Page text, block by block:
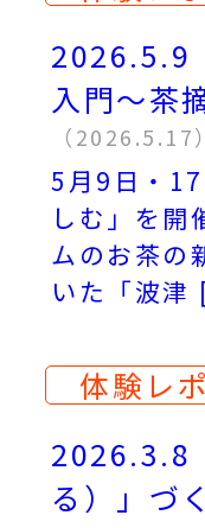
2026.5.9
入門～茶
（2026.5.17）
5月9日・
しむ」を開
ムのお茶の
いた「波
体験レ
2026.3.8
る）」づ